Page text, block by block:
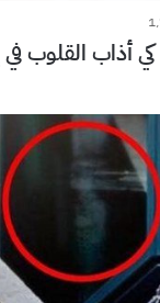
أذاب القلوب في